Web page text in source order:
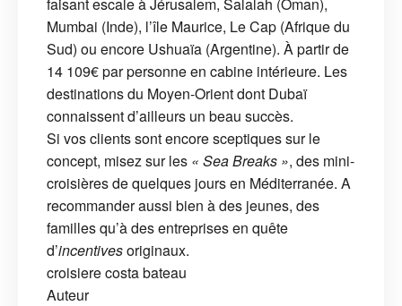
Mumbai (Inde), l’île Maurice, Le Cap (Afrique du
Sud) ou encore Ushuaïa (Argentine). À partir de
14 109€ par personne en cabine intérieure. Les
destinations du Moyen-Orient dont Dubaï
connaissent d’ailleurs un beau succès.
Si vos clients sont encore sceptiques sur le
concept, misez sur les « Sea Breaks », des mini-
croisières de quelques jours en Méditerranée. A
recommander aussi bien à des jeunes, des
familles qu’à des entreprises en quête
d’incentivesoriginaux.
croisierecostabateau
Auteur